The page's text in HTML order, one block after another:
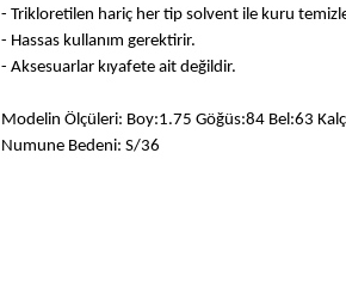
- Trikloretilen hariç her tip solvent ile kuru
- Hassas kullanım gerektirir.
- Aksesuarlar kıyafete ait değildir.
Modelin Ölçüleri: Boy:1.75 Göğüs:84 Bel:63
Numune Bedeni: S/36